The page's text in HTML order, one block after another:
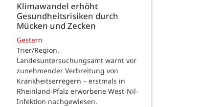
Klimawandel erhöht
Gesundheitsrisiken durch
Mücken und Zecken
Gestern
Trier/Region.
Landesuntersuchungsamt warnt vor
zunehmender Verbreitung von
Krankheitserregern – erstmals in
Rheinland-Pfalz erworbene West-Nil-
Infektion nachgewiesen.